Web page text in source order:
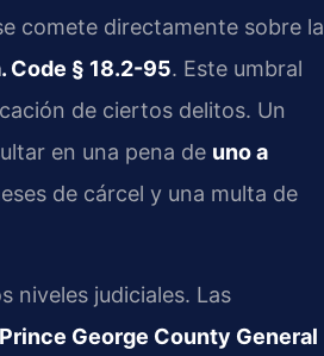
comete directamente sobre la
Code § 18.2-95. Este umbral
de ciertos delitos. Un
en una pena de uno a
de cárcel y una multa de
niveles judiciales. Las
Prince George County General